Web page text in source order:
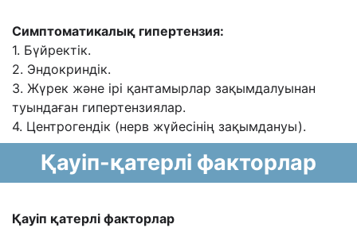
Симптоматикалық гипертензия:
1. Бүйректік.
2. Эндокриндік.
3. Жүрек жəне ірі қантамырлар зақымдалуынан
туындаған гипертензиялар.
4. Центрогендік (нерв жүйесінің зақымдануы).
Қауіп-қатерлі факторлар
Қауіп қатерлі факторлар